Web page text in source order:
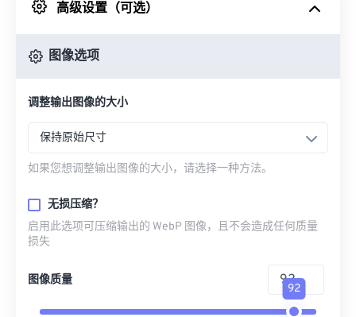
来自 Google Drive
高级设置（可选）
图像选项
调整输出图像的大小
保持原始尺寸
如果您想调整输出图像的大小，请选择一种方法。
无损压缩？
启用此选项可压缩输出的 WebP 图像，且不会造成任何质量
损失
图像质量
92